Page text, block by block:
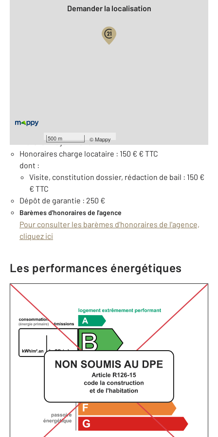
500 m ©Mappy
Demander la localisation
Loyer de base : 250 € par mois
Libre le : 26 juin 2026
Honoraires charge locataire : 150 € € TTC
dont :
Visite, constitution dossier, rédaction de bail : 150 €
€ TTC
Dépôt de garantie : 250 €
Barèmes d'honoraires de l'agence
Pour consulter les barèmes d'honoraires de l'agence,
cliquez ici
Les performances énergétiques